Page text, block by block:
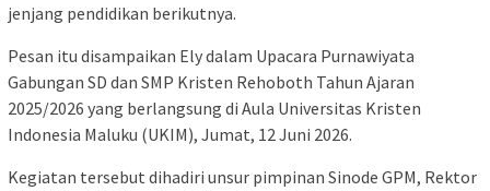
jenjang pendidikan berikutnya.
Pesan itu disampaikan Ely dalam Upacara Purnawiyata
Gabungan SD dan SMP Kristen Rehoboth Tahun Ajaran
2025/2026 yang berlangsung di Aula Universitas Kristen
Indonesia Maluku (UKIM), Jumat, 12 Juni 2026.
Kegiatan tersebut dihadiri unsur pimpinan Sinode GPM, Rektor